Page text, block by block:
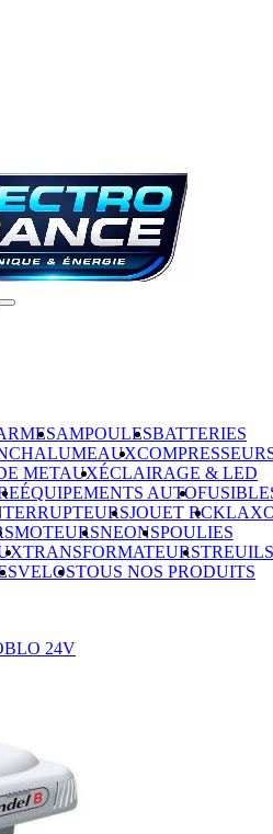
AMPOULESBATTERIES
CHALUMEAUX
METAUXÉCLAIRAGE & LED
ÉQUIPEMENTS AUTO
JOUET RC
MOTEURSNEONSPOULIES
TRANSFORMATEURSTREUILS
VELOSTOUS NOS PRODUITS
24V